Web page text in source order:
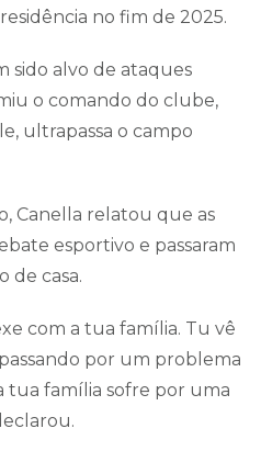
no fim de 2025.
sido alvo de ataques
o comando do clube,
ultrapassa o campo
Canella relatou que as
esportivo e passaram
de casa.
com a tua família. Tu vê
por um problema
tua família sofre por uma